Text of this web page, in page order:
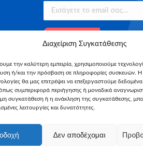
Διαχείριση Συγκατάθεσης
την καλύτερη εμπειρία, χρησιμοποιούμε
ή/και την πρόσβαση σε πληροφορίες συσκευών. Η
θα μας επιτρέψει να επεξεργαστούμε
συμπεριφορά περιήγησης ή μοναδικά
συγκατάθεση ή η ανάκληση της συγκατάθεσης,
λειτουργίες και δυνατότητες.
Δεν αποδέχομαι